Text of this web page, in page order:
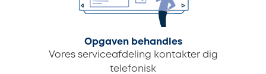
Opgaven behandles
Vores serviceafdeling kontakter dig
telefonisk